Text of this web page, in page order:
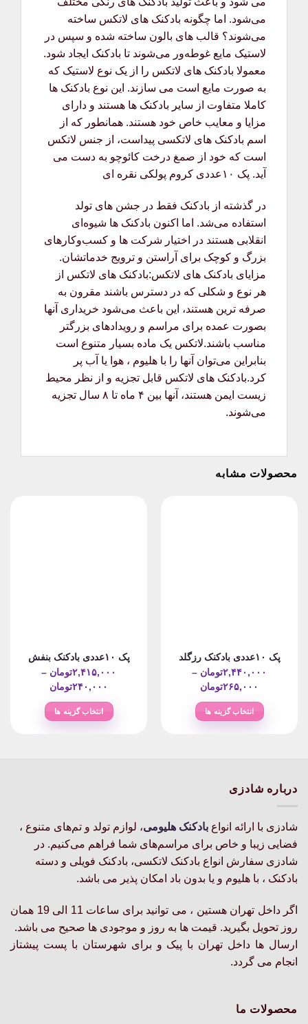
می‌شود. اما چگونه بادکنک های لاتکس ساخته
می‌شوند؟ قالب های بالون ساخته شده و سپس در
لاستیک مایع غوطه‌ور می‌شوند تا بادکنک ایجاد شود.
معمولا بادکنک های لاتکس را از یک نوع لاستیک که
به صورت مایع است می سازند. این نوع بادکنک ها
کاملا متفاوت از سایر بادکنک ها هستند و دارای
مزایا و معایب خاص خود هستند. همانطور که از
اسم بادکنک های لاتکسی پیداست، از جنس لاتکس
است که خود از صمغ درخت کائوچو به دست می
آید. پک ۱۰عددی کروم پولکی نقره ای
در گذشته از بادکنک فقط در جشن های تولد
استفاده می‌شد. اما اکنون بادکنک ها شیوه‌ای
انقلابی هستند در اختیار شرکت ها و کسب‌وکارهای
بزرگ و کوچک برای آراستن و ترویج خدماتشان.
مزایای بادکنک های لاتکس:بادکنک های لاتکس از
هر نوع و شکلی که در دسترس باشند مقرون به
صرفه ترین هستند، این باعث می‌شود خریداری آنها
بصورت عمده برای مراسم و رویدادهای بزرگتر
مناسب باشند.لاتکس یک ماده بسیار متنوع است
بنابراین می‌توان آنها را با هلیوم ، هوا یا آب پر
کرد.بادکنک های لاتکس قابل تجزیه و از نظر محیط
زیست ایمن هستند، آنها بین ۴ ماه تا ۸ سال تجزیه
می‌شوند.
محصولات مشابه
پک ۱۰عددی بادکنک رزگلد
۲,۴۴۰,۰۰۰تومان –
۲۶۵,۰۰۰تومان
range:
انتخاب گزینه ها
گزینه
ها
ممکن
است
در
محصول
انتخاب
شوند
پک ۱۰عددی بادکنک بنفش
۲,۴۱۵,۰۰۰تومان –
۲۴۰,۰۰۰تومان
range:
انتخاب گزینه ها
گزینه
ها
ممکن
محصول
انتخاب
شوند
درباره شادزی
شادزی با ارائه انواع بادکنک‌ هلیومی، لوازم تولد و تم‌های متنوع ،
فضایی زیبا و خاص برای مراسم‌های شما فراهم می‌کنیم. در
شادزی سفارش انواع بادکنک لاتکسی، بادکنک فویلی و دسته
بادکنک ، با هلیوم و یا بدون باد امکان پذیر می باشد.
اگر داخل تهران هستین ، می توانید برای ساعات 11 الی 19 همان
روز تحویل بگیرید. قیمت ها به روز و موجودی ها صحیح می باشد.
ارسال ها داخل تهران با پیک و برای شهرستان با پست پیشتاز
انجام می گردد.
محصولات ما